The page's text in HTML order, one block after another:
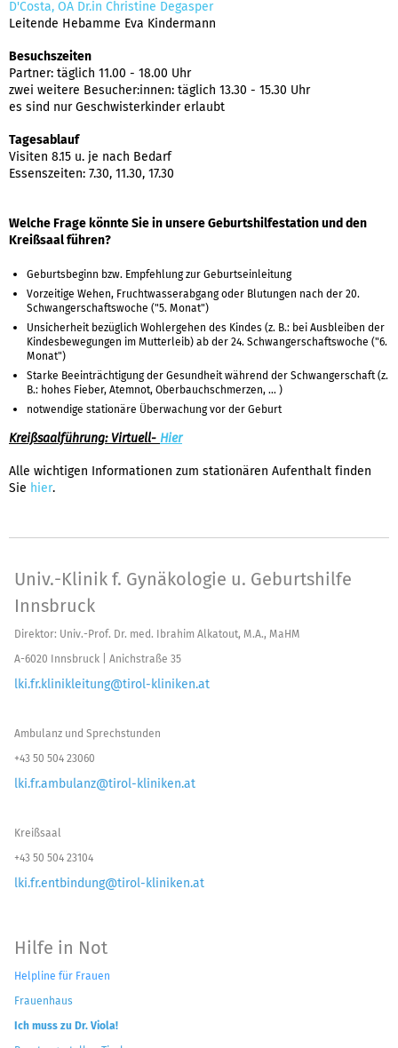
D'Costa, OÄ Dr.in Christine Degasper
Leitende Hebamme Eva Kindermann
Besuchszeiten
Partner: täglich 11.00 - 18.00 Uhr
zwei weitere Besucher:innen: täglich 13.30 - 15.30 Uhr
es sind nur Geschwisterkinder erlaubt
Tagesablauf
Visiten 8.15 u. je nach Bedarf
Essenszeiten: 7.30, 11.30, 17.30
Welche Frage könnte Sie in unsere Geburtshilfestation und den
Kreißsaal führen?
Geburtsbeginn bzw. Empfehlung zur Geburtseinleitung
Vorzeitige Wehen, Fruchtwasserabgang oder Blutungen nach der 20.
Schwangerschaftswoche ("5. Monat")
Unsicherheit bezüglich Wohlergehen des Kindes (z. B.: bei Ausbleiben der
Kindesbewegungen im Mutterleib) ab der 24. Schwangerschaftswoche ("6.
Monat")
Starke Beeinträchtigung der Gesundheit während der Schwangerschaft (z.
B.: hohes Fieber, Atemnot, Oberbauchschmerzen, ... )
notwendige stationäre Überwachung vor der Geburt
Kreißsaalführung: Virtuell- Hier
Alle wichtigen Informationen zum stationären Aufenthalt finden
Sie hier.​
Univ.-Klinik f. Gynäkologie u. Geburtshilfe
Innsbruck
Direktor: Univ.-Prof. Dr. med. Ibrahim Alkatout, M.A., MaHM
A-6020 Innsbruck | Anichstraße 35
lki.fr.klinikleitung@tirol-kliniken.at
Ambulanz und Sprechstunden
+43 50 504 23060
lki.fr.ambulanz@tirol-kliniken.at
Kreißsaal
+43 50 504 23104
lki.fr.entbindung@tirol-kliniken.at
Hilfe in Not
Helpline für Frauen
Frauenhaus
Ich muss zu Dr. Viola!